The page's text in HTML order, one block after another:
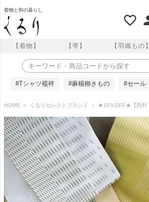
着物と和の暮らし
【着物】 【帯】 【羽織もの】
#Tシャツ襦袢 #麻楊柳きもの #セール
HOME くるりセレクトブランド ★10％OFF★【西村織物】正絹 半幅帯 博多織 筋市松/絣縞 結 くるり